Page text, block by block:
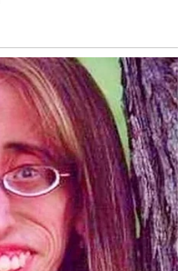
i obnova
postaje centar pažnje, ali
– već zbog unutrašnje
gest koji briše